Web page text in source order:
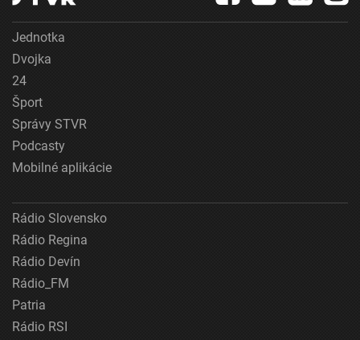
Jednotka
Dvojka
24
Šport
Správy STVR
Podcasty
Mobilné aplikácie
Rádio Slovensko
Rádio Regina
Rádio Devín
Rádio_FM
Patria
Rádio RSI